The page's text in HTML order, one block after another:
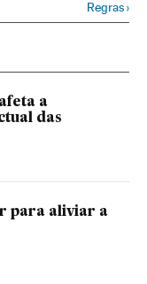
Regras›
a
das
para aliviar a